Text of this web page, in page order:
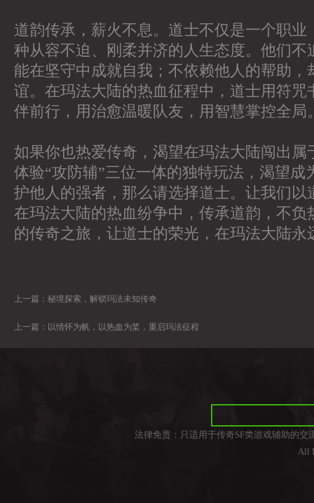
道韵传承，薪火不息。道士不仅是一个职业
种从容不迫、刚柔并济的人生态度。他们不
能在坚守中成就自我；不依赖他人的帮助，
谊。在玛法大陆的热血征程中，道士用符咒
伴前行，用治愈温暖队友，用智慧掌控全局
如果你也热爱传奇，渴望在玛法大陆闯出属
体验“攻防辅”三位一体的独特玩法，渴望成
护他人的强者，那么请选择道士。让我们以
在玛法大陆的热血纷争中，传承道韵，不负
的传奇之旅，让道士的荣光，在玛法大陆永
上一篇： 秘境探索，解锁玛法未知传奇
上一篇： 以情怀为帆，以热血为桨，重启玛法征程
法律免责：只适用于传奇SF类游戏辅助的
All